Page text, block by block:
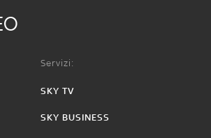
Servizi:
SKY TV
SKY BUSINESS